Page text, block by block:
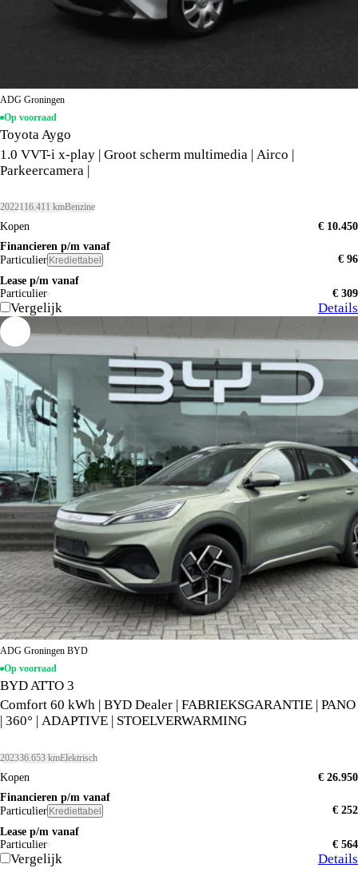
ADG Groningen
Op voorraad
Toyota Aygo
1.0 VVT-i x-play | Groot scherm multimedia | Airco |
Parkeercamera |
2022116.411 kmBenzine
Kopen
€ 10.450
Financieren p/m vanaf
Particulier Krediettabel
€ 96
Lease p/m vanaf
Particulier
€ 309
Vergelijk Details
ADG Groningen BYD
Op voorraad
BYD ATTO 3
Comfort 60 kWh | BYD Dealer | FABRIEKSGARANTIE | PANO
| 360° | ADAPTIVE | STOELVERWARMING
202336.653 kmElektrisch
Kopen
€ 26.950
Financieren p/m vanaf
Particulier Krediettabel
€ 252
Lease p/m vanaf
Particulier
€ 564
Vergelijk Details